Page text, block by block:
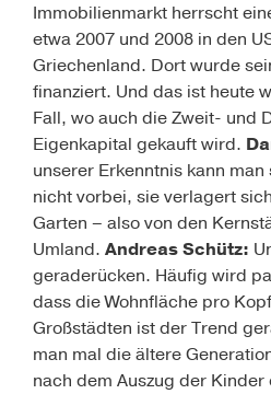
Immobilienmarkt herrscht
etwa 2007 und 2008 in den
Griechenland. Dort wurde
finanziert. Und das ist heute
Fall, wo auch die Zweit- und
Eigenkapital gekauft wird.
unserer Erkenntnis kann
nicht vorbei, sie verlagert
Garten – also von den
Umland. Andreas Schütz:
geraderücken. Häufig wird
dass die Wohnfläche pro
Großstädten ist der Trend
man mal die ältere
nach dem Auszug der